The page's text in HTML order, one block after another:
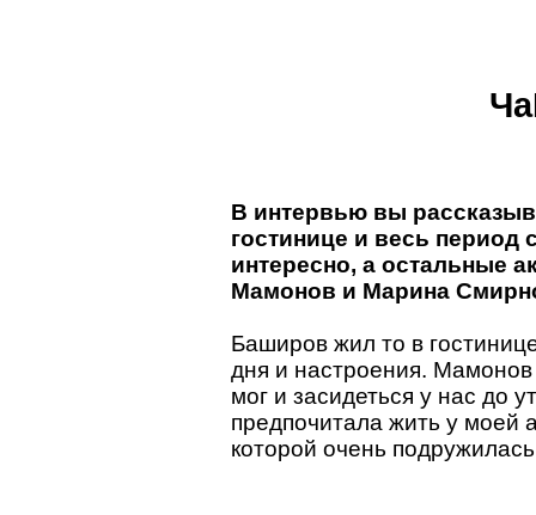
В интервью вы
гостинице и весь период
интересно, а остальные
Мамонов и Марина
Баширов жил то в
дня и настроения. Мамонов
мог и засидеться у нас до
предпочитала жить у моей
которой очень